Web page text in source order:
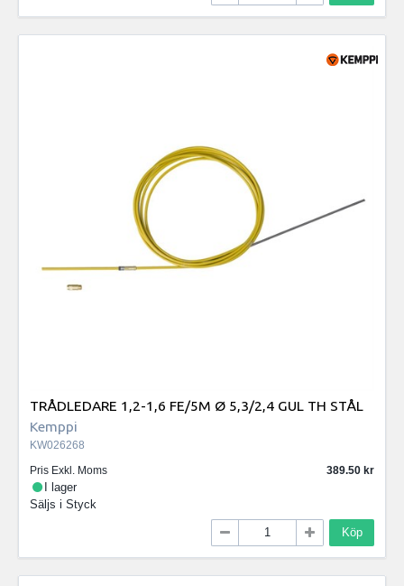
TRÅDLEDARE 1,2-1,6 FE/5M Ø 5,3/2,4 GUL TH STÅL
Kemppi
KW026268
Pris Exkl. Moms
389.50
I lager
Säljs i Styck
Köp